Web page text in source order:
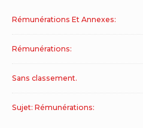
Rémunérations Et Annexes:
Rémunérations:
Sans classement.
Sujet: Rémunérations: